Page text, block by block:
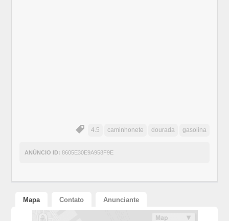
4.5 caminhonete dourada gasolina
ANÚNCIO ID: 8605E30E9A958F9E
Mapa Contato Anunciante